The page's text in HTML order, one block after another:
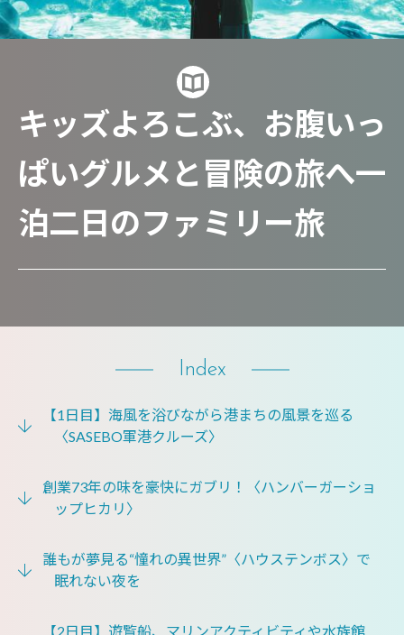
キッズよろこぶ、お腹いっ
ぱいグルメと冒険の旅へ一
泊二日のファミリー旅
Index
【1日目】海風を浴びながら港まちの風景を巡る
〈SASEBO軍港クルーズ〉
創業73年の味を豪快にガブリ！〈ハンバーガーショ
ップヒカリ〉
誰もが夢見る“憧れの異世界”〈ハウステンボス〉で
眠れない夜を
【2日目】遊覧船、マリンアクティビティや水族館